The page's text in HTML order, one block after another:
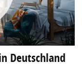
Deutschland